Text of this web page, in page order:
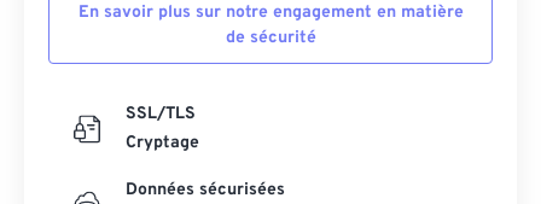
En savoir plus sur notre engagement en matière
de sécurité
SSL/TLS
Cryptage
Données sécurisées